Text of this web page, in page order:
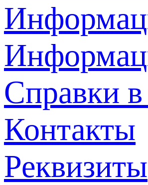
Справки
Контакты
Реквизиты